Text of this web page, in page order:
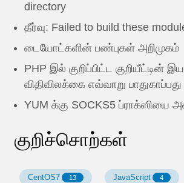
directory
தீர்வு: Failed to build these
டையோட்களின் பண்புகள் அறிமுகம்
PHP இல் குறிப்பிட்ட குறியீட்டின்
விதிவிலக்கை எவ்வாறு பாதுகாப்பது
YUM க்கு SOCKS5 ப்ராக்ஸியை
குறிச்சொற்கள்
CentOS7 13 JavaScript 4